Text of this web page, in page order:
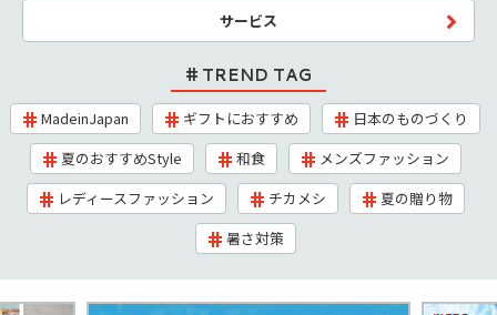
サービス
TREND TAG
MadeinJapan ギフトにおすすめ
日本のものづくり
夏のおすすめStyle
和食
メンズファッション
レディースファッション
チカメシ
夏の贈り物
暑さ対策